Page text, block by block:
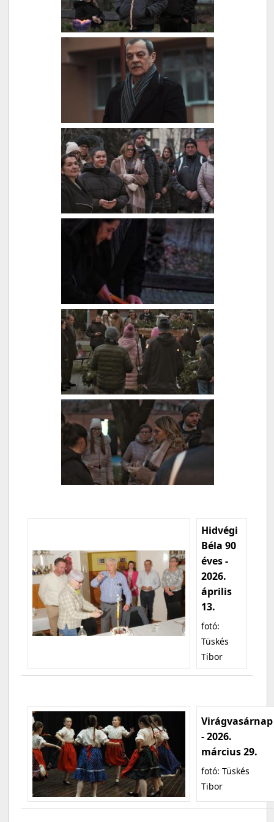
Hidvégi
Béla 90
éves -
2026.
április
13.
fotó:
Tüskés
Tibor
Virágvasárnap
- 2026.
március 29.
fotó: Tüskés
Tibor